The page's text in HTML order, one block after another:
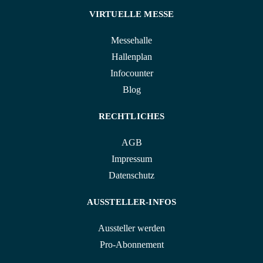
VIRTUELLE MESSE
Messehalle
Hallenplan
Infocounter
Blog
RECHTLICHES
AGB
Impressum
Datenschutz
AUSSTELLER-INFOS
Aussteller werden
Pro-Abonnement